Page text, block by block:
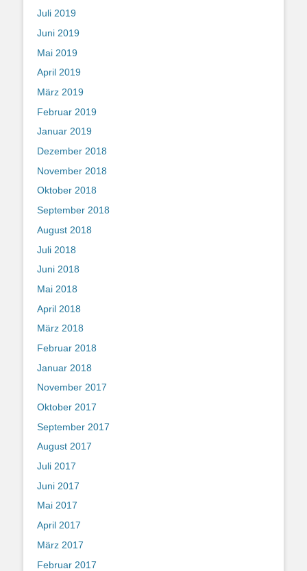
Juli 2019
Juni 2019
Mai 2019
April 2019
März 2019
Februar 2019
Januar 2019
Dezember 2018
November 2018
Oktober 2018
September 2018
August 2018
Juli 2018
Juni 2018
Mai 2018
April 2018
März 2018
Februar 2018
Januar 2018
November 2017
Oktober 2017
September 2017
August 2017
Juli 2017
Juni 2017
Mai 2017
April 2017
März 2017
Februar 2017